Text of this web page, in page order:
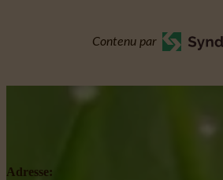
Contenu par
Adresse: